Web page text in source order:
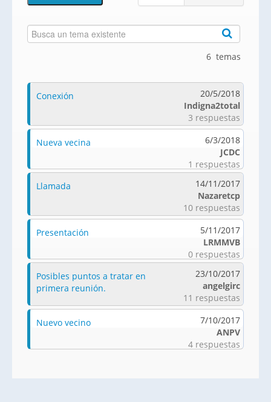
6 temas
Conexión
20/5/2018
Indigna2total
3 respuestas
Nueva vecina
6/3/2018
JCDC
1 respuestas
Llamada
14/11/2017
Nazaretcp
10 respuestas
Presentación
5/11/2017
LRMMVB
0 respuestas
Posibles puntos a tratar en
primera reunión.
23/10/2017
angelgirc
11 respuestas
Nuevo vecino
7/10/2017
ANPV
4 respuestas